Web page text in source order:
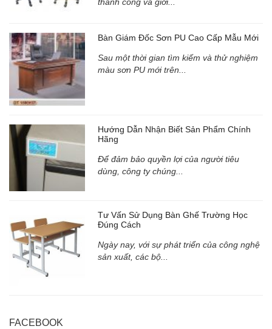
Bàn Giám Đốc Sơn PU Cao Cấp Mẫu Mới
Sau một thời gian tìm kiếm và thử nghiệm
màu sơn PU mới trên...
Hướng Dẫn Nhận Biết Sản Phẩm Chính
Hãng
Để đảm bảo quyền lợi của người tiêu
dùng, công ty chúng...
Tư Vấn Sử Dụng Bàn Ghế Trường Học
Đúng Cách
Ngày nay, với sự phát triển của công nghệ
sản xuất, các bộ...
FACEBOOK